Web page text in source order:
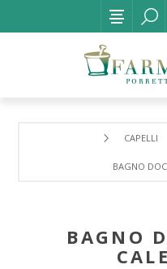
CAPELLI
BAGNO
BAGNO